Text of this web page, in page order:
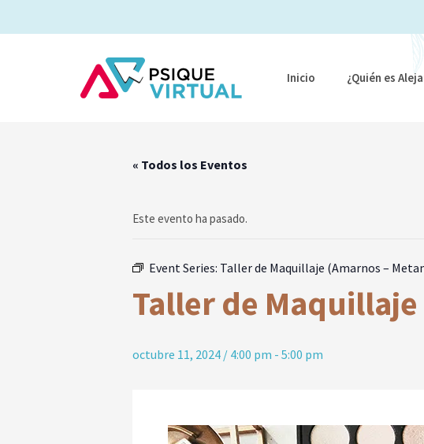
al
Inicio ¿Quién es
« Todos los Eventos
Este evento ha pasado.
Event Series: Taller de Maquillaje (Amarnos –
Taller de
octubre 11, 2024 / 4:00 pm - 5:00 pm